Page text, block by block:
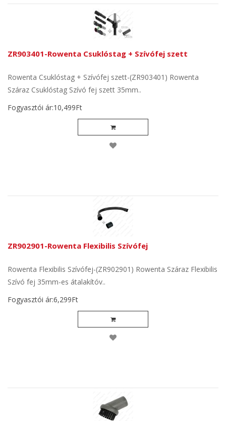
ZR903401-Rowenta Csuklóstag + Szívófej szett
Rowenta Csuklóstag + Szívófej szett-(ZR903401) Rowenta
Száraz Csuklóstag Szívó fej szett 35mm..
Fogyasztói ár:10,499Ft
ZR902901-Rowenta Flexibilis Szívófej
Rowenta Flexibilis Szívófej-(ZR902901) Rowenta Száraz Flexibilis
Szívó fej 35mm-es átalakítóv..
Fogyasztói ár:6,299Ft